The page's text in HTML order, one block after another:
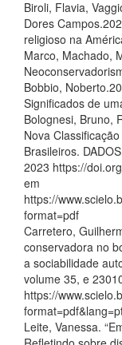
Biroli, Flavia,
Dores
religioso na
Marco, Machado,
Bobbio,
Significados de
Bolognesi, Bruno,
Nova
Brasileiros.
2023 https://
em
https://
format=pdf
Carretero,
conservadora no
a sociabilidade
volume 35, e
https://
Leite, Vanessa.